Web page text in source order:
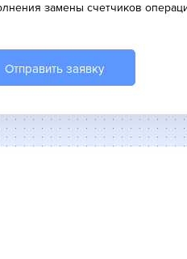
замены счетчиков
специалиста:В назначенное
службы» выполняет
ускорить процедуру и
претензий со стороны
всеми необходимыми
Отправить заявку